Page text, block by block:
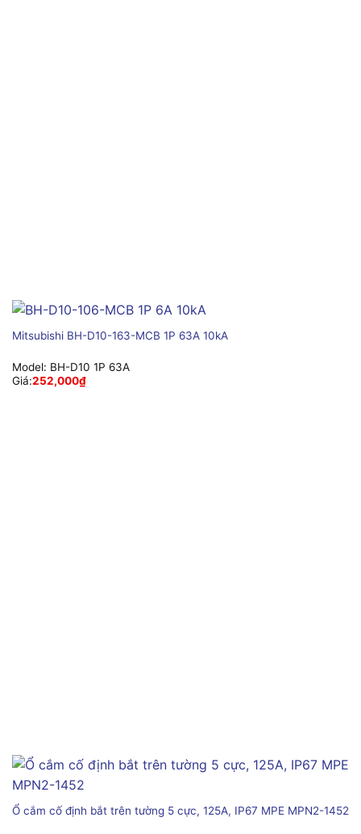
Mitsubishi BH-D10-163-MCB 1P 63A 10kA
Model: BH-D10 1P 63A
Giá:252,000₫
Ổ cắm cố định bắt trên tường 5 cực, 125A, IP67 MPE MPN2-1452